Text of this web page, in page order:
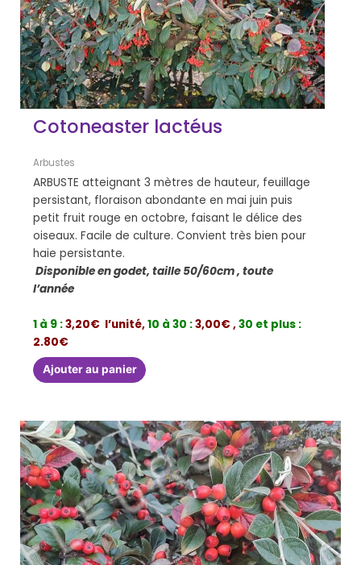
Cotoneaster lactéus
Arbustes
ARBUSTE atteignant 3 mètres de hauteur, feuillage
persistant, floraison abondante en mai juin puis
petit fruit rouge en octobre, faisant le délice des
oiseaux. Facile de culture. Convient très bien pour
haie persistante.
Disponible en godet, taille 50/60cm , toute
l’année
1 à 9 :3,20€ l’unité,10 à 30 :3,00€ ,30 et plus :
2.80€
Ajouter au panier